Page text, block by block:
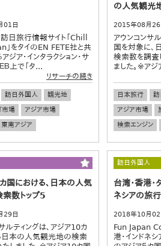
01日
日旅行情報サイト「Chill
をタイのEN FETE社と共
ジア・インタラクション・サ
Ｂ上で「タ...
リサーチの続き
訪日外国人
観光地
市場
アジア市場
東南アジア
の人気観光
2015年08月26
アウンコンサ
国を対象に
検索数を調査
ました。※ア
日本旅行 訪
アジア市場
検索エンジン
国における、日本の人気
索数トップ5
29日
ルティングは、アジア10カ
日本の人気観光地の検索
訪日外国人
台湾・香港・
ネシアの旅
2018年10月02
Fun Japan
港・インドネシ